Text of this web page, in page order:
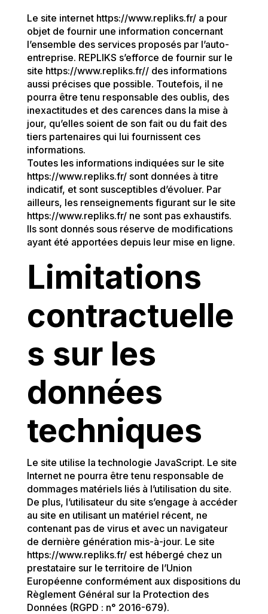
Le site internet https://www.repliks.fr/ a pour
objet de fournir une information concernant
l’ensemble des services proposés par l’auto-
entreprise. REPLIKS s’efforce de fournir sur le
site https://www.repliks.fr// des informations
aussi précises que possible. Toutefois, il ne
pourra être tenu responsable des oublis, des
inexactitudes et des carences dans la mise à
jour, qu’elles soient de son fait ou du fait des
tiers partenaires qui lui fournissent ces
informations.
Toutes les informations indiquées sur le site
https://www.repliks.fr/ sont données à titre
indicatif, et sont susceptibles d’évoluer. Par
ailleurs, les renseignements figurant sur le site
https://www.repliks.fr/ ne sont pas exhaustifs.
Ils sont donnés sous réserve de modifications
ayant été apportées depuis leur mise en ligne.
Limitations
contractuelle
s sur les
données
techniques
Le site utilise la technologie JavaScript. Le site
Internet ne pourra être tenu responsable de
dommages matériels liés à l’utilisation du site.
De plus, l’utilisateur du site s’engage à accéder
au site en utilisant un matériel récent, ne
contenant pas de virus et avec un navigateur
de dernière génération mis-à-jour. Le site
https://www.repliks.fr/ est hébergé chez un
prestataire sur le territoire de l’Union
Européenne conformément aux dispositions du
Règlement Général sur la Protection des
Données (RGPD : n° 2016-679).